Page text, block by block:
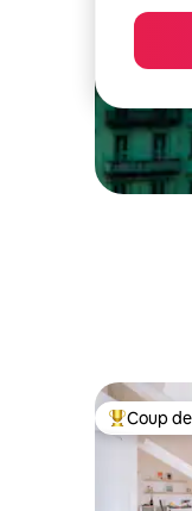
Coups de
Coup